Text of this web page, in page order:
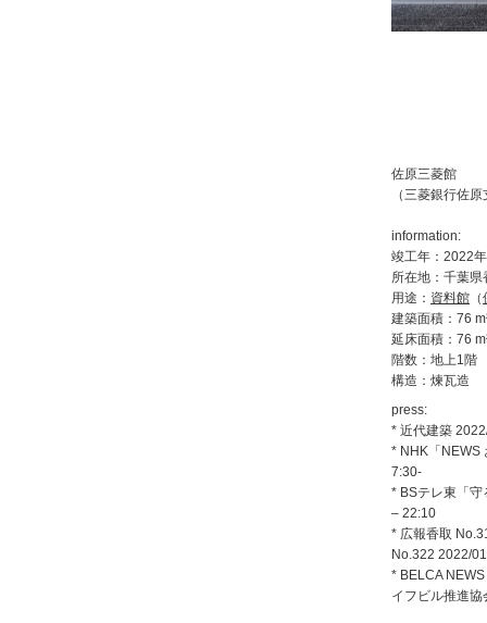
佐原三菱館
（三菱銀行佐
information:
竣工年：2022
所在地：千葉県
用途： 資料館 （
建築面積：76
延床面積：76
階数：地上1階
構造：煉瓦造
press:
* 近代建築
* NHK「NEWS
7:30-
* BSテレ東「
– 22:10
* 広報香取
No.322 2022/01
* BELCA
イフビル推進協